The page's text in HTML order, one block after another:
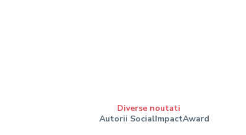
Diverse noutati
Autorii SocialImpactAward